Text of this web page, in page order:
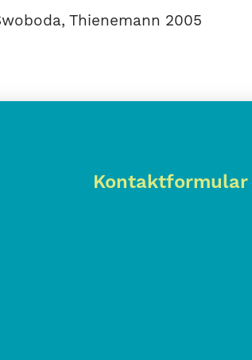
Thienemann 2005
Kontaktformular